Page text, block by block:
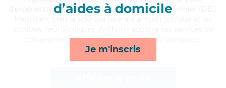
d’aides à domicile
Je m'inscris
d'expérience et possède un diplôme d'Etat d'infirmier (DEI).
compagnie/loisirs, ménage, activités et transports*